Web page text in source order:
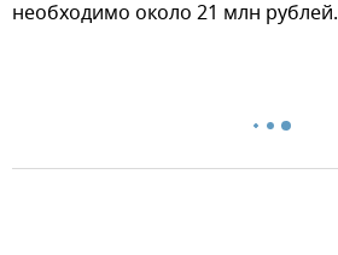
необходимо около 21 млн рублей.